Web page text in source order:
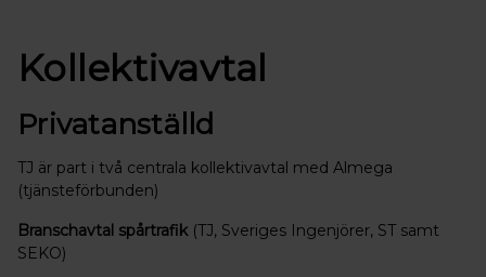
Kollektivavtal
Privatanställd
TJ är part i två centrala kollektivavtal med Almega
(tjänsteförbunden)
Branschavtal spårtrafik(TJ, Sveriges Ingenjörer, ST samt
SEKO)